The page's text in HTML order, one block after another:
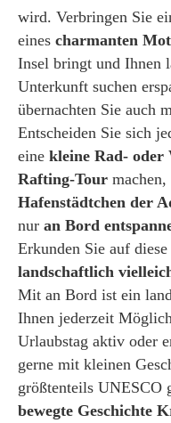
wird. Verbringen Sie
eines charmanten
Insel bringt und Ihnen
Unterkunft suchen
übernachten Sie auch
Entscheiden Sie sich
eine kleine Rad- oder
Rafting-Tour
Hafenstädtchen der
nur an Bord
Erkunden Sie auf diese
landschaftlich
Mit an Bord ist ein
Ihnen jederzeit
Urlaubstag aktiv oder
gerne mit kleinen
größtenteils UNESCO
bewegte Geschichte